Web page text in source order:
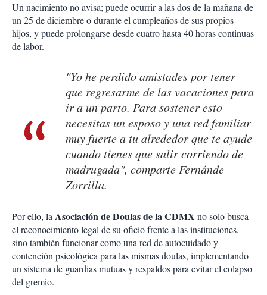
Un nacimiento no avisa; puede ocurrir a las dos de la mañana de
un 25 de diciembre o durante el cumpleaños de sus propios
hijos, y puede prolongarse desde cuatro hasta 40 horas continuas
de labor.
"Yo he perdido amistades por tener
que regresarme de las vacaciones para
ir a un parto. Para sostener esto
necesitas un esposo y una red familiar
muy fuerte a tu alrededor que te ayude
cuando tienes que salir corriendo de
madrugada", comparte Fernánde
Zorrilla.
Por ello, laAsociación de Doulas de la CDMX no solo busca
el reconocimiento legal de su oficio frente a las instituciones,
sino también funcionar como una red de autocuidado y
contención psicológica para las mismas doulas, implementando
un sistema de guardias mutuas y respaldos para evitar el colapso
del gremio.